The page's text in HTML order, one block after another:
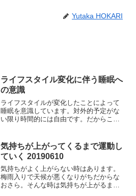
Yutaka HOKARI
ライフスタイル変化に伴う睡眠へ
の意識
ライフスタイルが変化したことによって
睡眠を意識しています。対外的予定がな
い限り時間的には自由です。だからこそ
いのかは分かっていません。時間だけで
なく質にも影響されるはず...
気持ちが上がってくるまで運動し
ていく 20190610
気持ちがよく上がらない時はあります。
梅雨入りで天候が悪くなりがちだからな
おさら。そんな時は気持ちが上がるまで